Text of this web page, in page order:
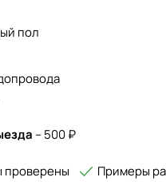
пол
– 500 ₽
проверены Примеры